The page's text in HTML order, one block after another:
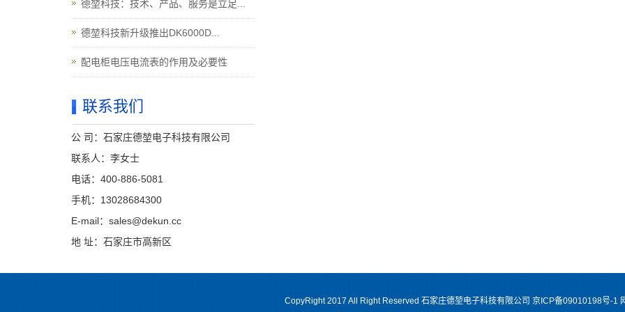
德堃科技：技术、产品、服务是立足...
德堃科技新升级推出DK6000D...
配电柜电压电流表的作用及必要性
联系我们
公 司：石家庄德堃电子科技有限公司
联系人：李女士
电话：400-886-5081
手机：13028684300
E-mail：sales@dekun.cc
地 址：石家庄市高新区
CopyRight 2017 All Right Reserved 石家庄德堃电子科技有限公司 京ICP备09010198号-1